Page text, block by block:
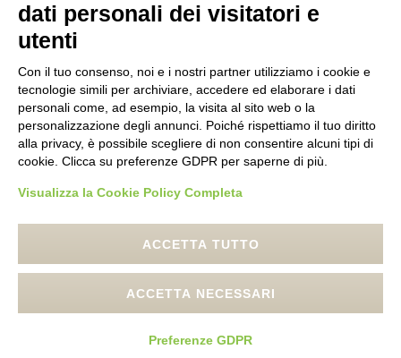
dati personali dei visitatori e
utenti
Con il tuo consenso, noi e i nostri partner utilizziamo i cookie e
tecnologie simili per archiviare, accedere ed elaborare i dati
personali come, ad esempio, la visita al sito web o la
personalizzazione degli annunci. Poiché rispettiamo il tuo diritto
alla privacy, è possibile scegliere di non consentire alcuni tipi di
cookie. Clicca su preferenze GDPR per saperne di più.
Visualizza la Cookie Policy Completa
ACCETTA TUTTO
ACCETTA NECESSARI
Preferenze GDPR